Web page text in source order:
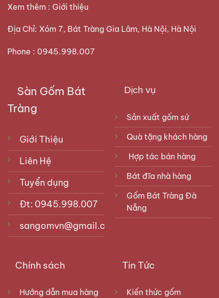
Xem thêm : Giới thiệu
Địa Chỉ: Xóm 7, Bát Tràng Gia Lâm, Hà Nội, Hà Nội
Phone : 0945.998.007
Sàn Gốm Bát
Tràng
Giới Thiệu
Liên Hệ
Tuyển dụng
Đt: 0945.998.007
sangomvn@gmail.com
Dịch vụ
Sản xuất gốm sứ
Quà tặng khách hàng
Hợp tác bán hàng
Bát đĩa nhà hàng
Gốm Bát Tràng Đà
Nẵng
Chính sách
Hướng dẫn mua hàng
Tin Tức
Kiến thức gốm